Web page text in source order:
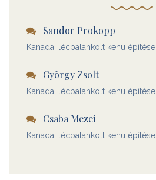
Sandor Prokopp
Kanadai lécpalánkolt kenu építése
György Zsolt
Kanadai lécpalánkolt kenu építése
Csaba Mezei
Kanadai lécpalánkolt kenu építése